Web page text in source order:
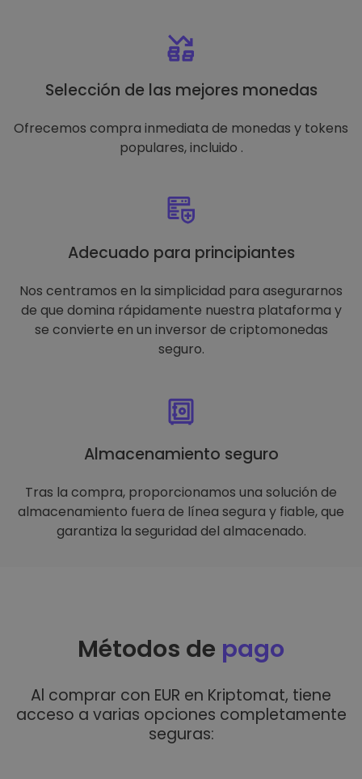
Selección de las mejores monedas
Ofrecemos compra inmediata de monedas y tokens
populares, incluido .
Adecuado para principiantes
Nos centramos en la simplicidad para asegurarnos
de que domina rápidamente nuestra plataforma y
se convierte en un inversor de criptomonedas
seguro.
Almacenamiento seguro
Tras la compra, proporcionamos una solución de
almacenamiento fuera de línea segura y fiable, que
garantiza la seguridad del almacenado.
Métodos de pago
Al comprar con EUR en Kriptomat, tiene
acceso a varias opciones completamente
seguras: